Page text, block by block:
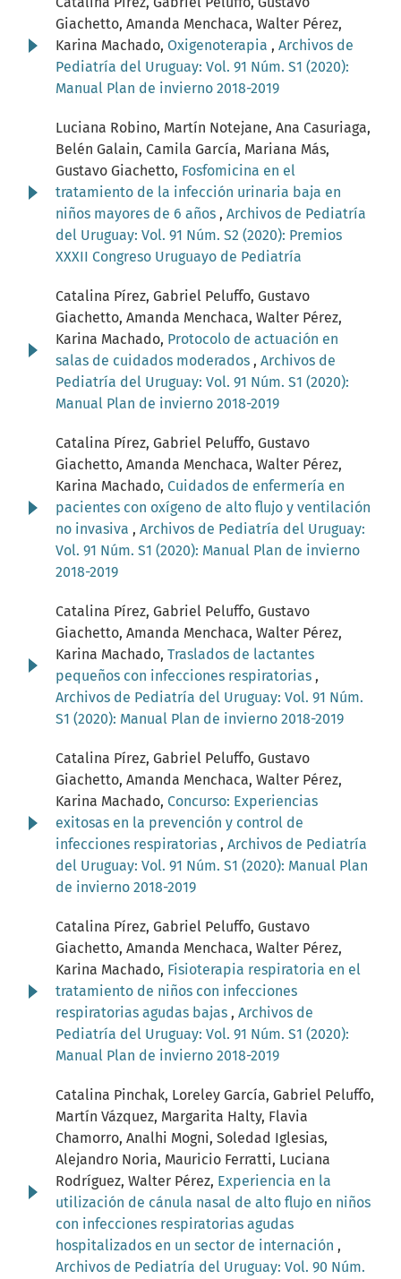
Giachetto, Amanda Menchaca, Walter Pérez,
Karina Machado, Oxigenoterapia , Archivos de
Pediatría del Uruguay: Vol. 91 Núm. S1 (2020):
Manual Plan de invierno 2018-2019
Luciana Robino, Martín Notejane, Ana Casuriaga,
Belén Galain, Camila García, Mariana Más,
Gustavo Giachetto, Fosfomicina en el
tratamiento de la infección urinaria baja en
niños mayores de 6 años , Archivos de Pediatría
del Uruguay: Vol. 91 Núm. S2 (2020): Premios
XXXII Congreso Uruguayo de Pediatría
Catalina Pírez, Gabriel Peluffo, Gustavo
Giachetto, Amanda Menchaca, Walter Pérez,
Karina Machado, Protocolo de actuación en
salas de cuidados moderados , Archivos de
Pediatría del Uruguay: Vol. 91 Núm. S1 (2020):
Manual Plan de invierno 2018-2019
Catalina Pírez, Gabriel Peluffo, Gustavo
Giachetto, Amanda Menchaca, Walter Pérez,
Karina Machado, Cuidados de enfermería en
pacientes con oxígeno de alto flujo y ventilación
no invasiva , Archivos de Pediatría del Uruguay:
Vol. 91 Núm. S1 (2020): Manual Plan de invierno
2018-2019
Catalina Pírez, Gabriel Peluffo, Gustavo
Giachetto, Amanda Menchaca, Walter Pérez,
Karina Machado, Traslados de lactantes
pequeños con infecciones respiratorias ,
Archivos de Pediatría del Uruguay: Vol. 91 Núm.
S1 (2020): Manual Plan de invierno 2018-2019
Catalina Pírez, Gabriel Peluffo, Gustavo
Giachetto, Amanda Menchaca, Walter Pérez,
Karina Machado, Concurso: Experiencias
exitosas en la prevención y control de
infecciones respiratorias , Archivos de Pediatría
del Uruguay: Vol. 91 Núm. S1 (2020): Manual Plan
de invierno 2018-2019
Catalina Pírez, Gabriel Peluffo, Gustavo
Giachetto, Amanda Menchaca, Walter Pérez,
Karina Machado, Fisioterapia respiratoria en el
tratamiento de niños con infecciones
respiratorias agudas bajas , Archivos de
Pediatría del Uruguay: Vol. 91 Núm. S1 (2020):
Manual Plan de invierno 2018-2019
Catalina Pinchak, Loreley García, Gabriel Peluffo,
Martín Vázquez, Margarita Halty, Flavia
Chamorro, Analhi Mogni, Soledad Iglesias,
Alejandro Noria, Mauricio Ferratti, Luciana
Rodríguez, Walter Pérez, Experiencia en la
utilización de cánula nasal de alto flujo en niños
con infecciones respiratorias agudas
hospitalizados en un sector de internación ,
Archivos de Pediatría del Uruguay: Vol. 90 Núm.